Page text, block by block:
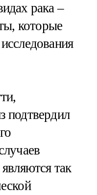
рака –
которые
подтвердил
так